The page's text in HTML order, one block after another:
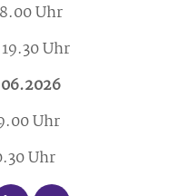
Uhr
Uhr
Uhr
Uhr